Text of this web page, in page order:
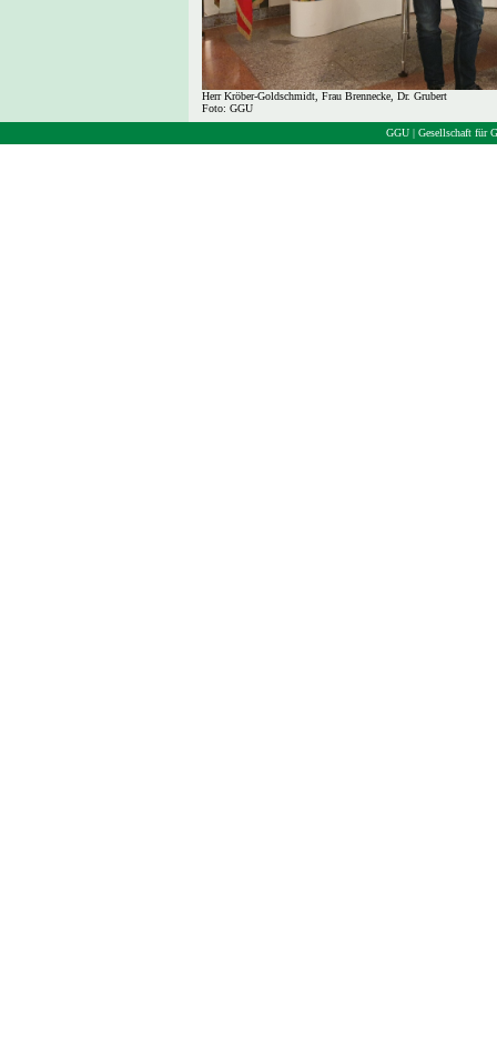
Herr Kröber-Goldschmidt, Frau Brennecke, Dr. Grubert
Foto: GGU
GGU | Gesellschaft für